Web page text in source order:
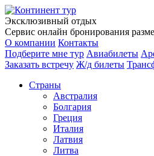
Эксклюзивный отдых
Сервис онлайн бронирования
О компании Контакты
Подберите мне тур Авиабилеты
Заказать встречу Ж/д билеты
Страны
Австралия
Болгария
Греция
Италия
Латвия
Литва